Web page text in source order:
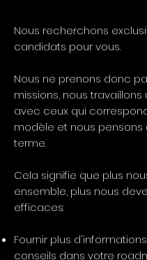
Nous recherchons
candidats pour vous.
Nous ne prenons donc
missions, nous
avec ceux qui
modèle et nous pensons
terme.
Cela signifie que plus
ensemble, plus nous
efficaces:
Fournir plus
conseils dans votre